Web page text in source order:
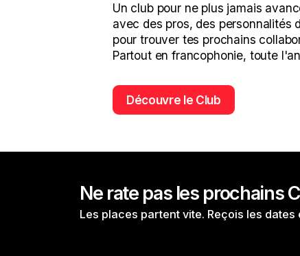
Un club pour ne plus jamais
avec des pros, des personnalités
pour trouver tes prochains
Partout en francophonie, toute
Découvre le Club
Ne rate pas les prochains
Les places partent vite. Reçois les